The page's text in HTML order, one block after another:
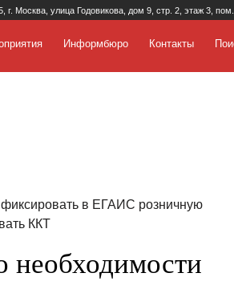
г. Москва, улица Годовикова, дом 9, стр. 2, этаж 3,
Информбюро Контакты
в ЕГАИС розничную
ККТ